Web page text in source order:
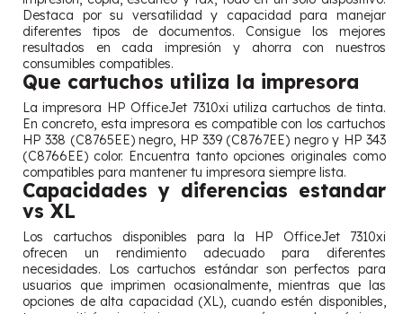
Destaca por su versatilidad y capacidad para manejar
diferentes tipos de documentos. Consigue los mejores
resultados en cada impresión y ahorra con nuestros
consumibles compatibles.
Que cartuchos utiliza la impresora
La impresora HP OfficeJet 7310xi utiliza cartuchos de tinta.
En concreto, esta impresora es compatible con los cartuchos
HP 338 (C8765EE) negro, HP 339 (C8767EE) negro y HP 343
(C8766EE) color. Encuentra tanto opciones originales como
compatibles para mantener tu impresora siempre lista.
Capacidades y diferencias estandar
vs XL
Los cartuchos disponibles para la HP OfficeJet 7310xi
ofrecen un rendimiento adecuado para diferentes
necesidades. Los cartuchos estándar son perfectos para
usuarios que imprimen ocasionalmente, mientras que las
opciones de alta capacidad (XL), cuando estén disponibles,